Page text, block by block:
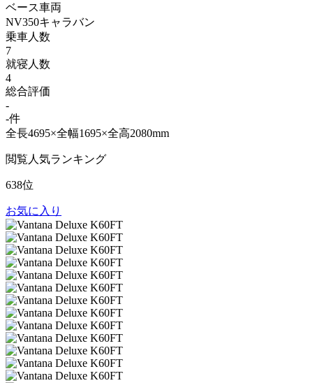
ベース車両
NV350キャラバン
乗車人数
7
就寝人数
4
総合評価
-
-件
全長4695×全幅1695×全高2080mm
閲覧人気ランキング
638位
お気に入り